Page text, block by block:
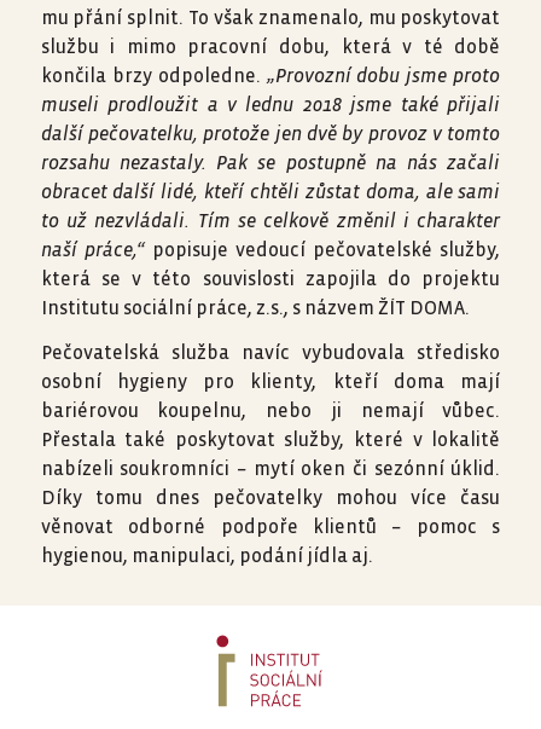
mu přání splnit. To však znamenalo, mu poskytovat
službu i mimo pracovní dobu, která v té době
končila brzy odpoledne. „Provozní dobu jsme proto
museli prodloužit a v lednu 2018 jsme také přijali
další pečovatelku, protože jen dvě by provoz v tomto
rozsahu nezastaly. Pak se postupně na nás začali
obracet další lidé, kteří chtěli zůstat doma, ale sami
to už nezvládali. Tím se celkově změnil i charakter
naší práce,“popisuje vedoucí pečovatelské služby,
která se v této souvislosti zapojila do projektu
Institutu sociální práce, z.s., s názvem ŽÍT DOMA.
Pečovatelská služba navíc vybudovala středisko
osobní hygieny pro klienty, kteří doma mají
bariérovou koupelnu, nebo ji nemají vůbec.
Přestala také poskytovat služby, které v lokalitě
nabízeli soukromníci – mytí oken či sezónní úklid.
Díky tomu dnes pečovatelky mohou více času
věnovat odborné podpoře klientů – pomoc s
hygienou, manipulaci, podání jídla aj.